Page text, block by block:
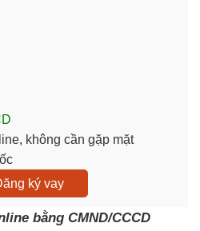
không cần gặp mặt
ký vay
bằng CMND/CCCD